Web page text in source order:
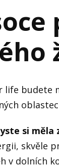
life
si měla
skvěle
v dolních